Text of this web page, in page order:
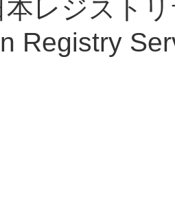
本レジスト
Registry